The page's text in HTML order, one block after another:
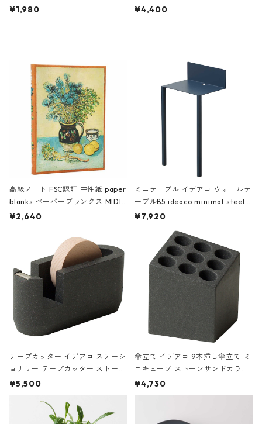
ch 3532 ルートート WR.ポーチ.ラ
¥1,980
AKU Timeless 100パーセント ス
¥4,400
高級ノート FSC認証 中性紙 paper
blanks ペーパーブランクス MIDI
ハードカバー 罫線 ヴァン・ゴッホ
¥2,640
ミニテーブル イデアコ ウォールテ
ーブルB5 ideaco minimal steel f
urniture WALL Table B5 ネイビー
¥7,920
テープカッター イデアコ ステーシ
ョナリー テープカッター ストーン
サンドカラー 石調 ideaco Station
¥5,500
傘立て イデアコ 9本挿し傘立て ミ
ニキューブ ストーンサンドカラー
石調 ideaco Umbrella Stand CUB
E ストーンサンドブラック
¥4,730